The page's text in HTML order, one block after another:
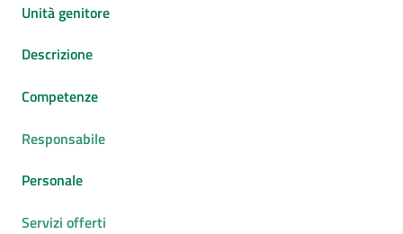
Unità genitore
Descrizione
Competenze
Responsabile
Personale
Servizi offerti